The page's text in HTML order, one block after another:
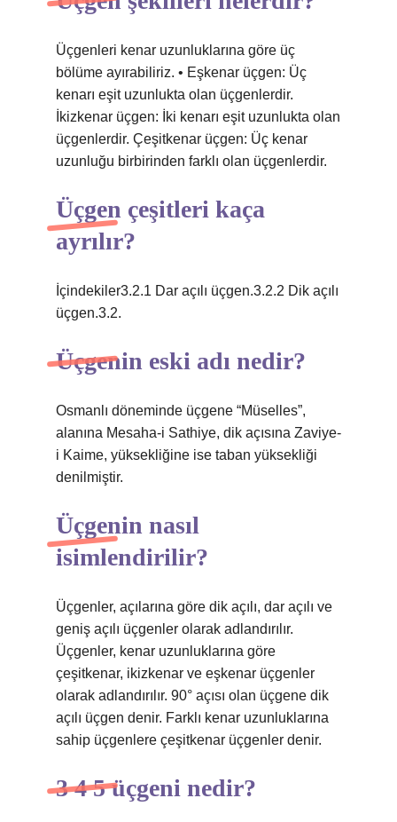
Üçgenleri kenar uzunluklarına göre üç
bölüme ayırabiliriz. • Eşkenar üçgen: Üç
kenarı eşit uzunlukta olan üçgenlerdir.
İkizkenar üçgen: İki kenarı eşit uzunlukta olan
üçgenlerdir. Çeşitkenar üçgen: Üç kenar
uzunluğu birbirinden farklı olan üçgenlerdir.
Üçgen çeşitleri kaça
ayrılır?
İçindekiler3.2.1 Dar açılı üçgen.3.2.2 Dik açılı
üçgen.3.2.
Üçgenin eski adı nedir?
Osmanlı döneminde üçgene “Müselles”,
alanına Mesaha-i Sathiye, dik açısına Zaviye-
i Kaime, yüksekliğine ise taban yüksekliği
denilmiştir.
Üçgenin nasıl
isimlendirilir?
Üçgenler, açılarına göre dik açılı, dar açılı ve
geniş açılı üçgenler olarak adlandırılır.
Üçgenler, kenar uzunluklarına göre
çeşitkenar, ikizkenar ve eşkenar üçgenler
olarak adlandırılır. 90° açısı olan üçgene dik
açılı üçgen denir. Farklı kenar uzunluklarına
sahip üçgenlere çeşitkenar üçgenler denir.
3 4 5 üçgeni nedir?